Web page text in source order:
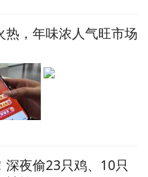
，年味浓人气旺市场
深夜偷23只鸡、10只